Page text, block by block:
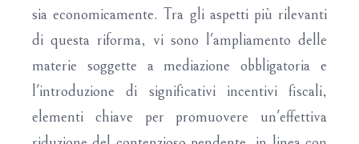
sia economicamente. Tra gli aspetti più rilevanti
di questa riforma, vi sono l'ampliamento delle
materie soggette a mediazione obbligatoria e
l'introduzione di significativi incentivi fiscali,
elementi chiave per promuovere un'effettiva